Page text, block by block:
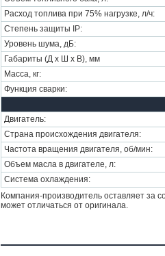
Расход топлива при 75% нагрузке, л/ч:
Степень защиты IP:
Уровень шума, дБ:
Габариты (Д х Ш х В), мм
Масса, кг:
Функция сварки:
Двигатель:
Страна происхождения двигателя:
Частота вращения двигателя, об/мин:
Объем масла в двигателе, л:
Система охлаждения:
Компания-производитель оставляет за
может отличаться от оригинала.